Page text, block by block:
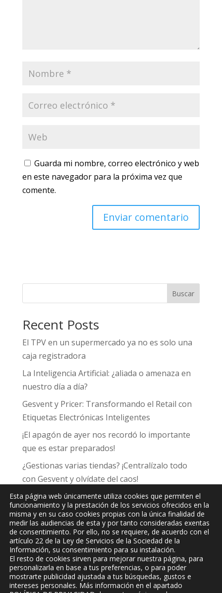
Guarda mi nombre, correo electrónico y web
en este navegador para la próxima vez que
comente.
Buscar
Recent Posts
El TPV en un supermercado ya no es solo una
caja registradora
La Inteligencia Artificial: ¿aliada o amenaza en
nuestro día a día?
Gesvent y Pricer: Transformando el Retail con
Etiquetas Electrónicas Inteligentes
¡El apagón de ayer nos recordó lo importante
que es estar preparados!
¿Gestionas varias tiendas? ¡Centralízalo todo
con Gesvent y olvídate del caos!
JPCInformática y Comunicaciones, S.L.
Esta página web únicamente utiliza cookies que permiten el
funcionamiento y la prestación de los servicios ofrecidos en la
misma y en su caso cookies propias con la única finalidad de
medir las audiencias de esta y por tanto consideradas exentas
de consentimiento. Por ello, no se requiere, de acuerdo con el
artículo 22 de la Ley de Servicios de la Sociedad de la
Información, su consentimiento para su instalación.
El resto de cookies sirven para mejorar nuestra página, para
personalizarla en base a tus preferencias, o para poder
mostrarte publicidad ajustada a tus búsquedas, gustos e
intereses personales. Más información en el apartado